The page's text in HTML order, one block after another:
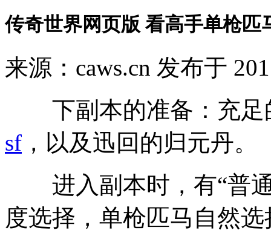
传奇世界网页版 看高手单枪匹
来源：caws.cn 发布于
下副本的准备：充足
sf ，以及迅回的归元丹。
进入副本时，有“普通
度选择，单枪匹马自然